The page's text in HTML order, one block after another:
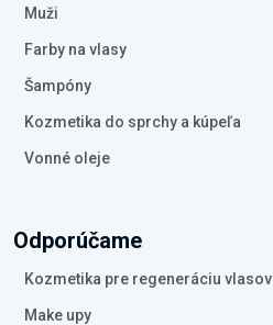
Muži
Farby na vlasy
Šampóny
Kozmetika do sprchy a kúpeľa
Vonné oleje
Odporúčame
Kozmetika pre regeneráciu vlasov
Make upy